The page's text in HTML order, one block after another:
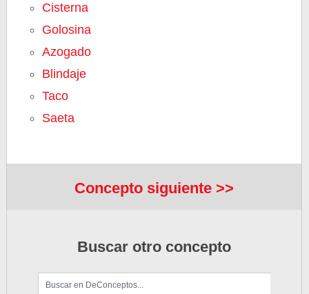
Cisterna
Golosina
Azogado
Blindaje
Taco
Saeta
Concepto siguiente >>
Buscar otro concepto